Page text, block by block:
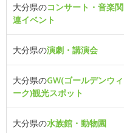
大分県のコンサート・音楽関
連イベント
大分県の演劇・講演会
大分県のGW(ゴールデンウィ
ーク)観光スポット
大分県の水族館・動物園